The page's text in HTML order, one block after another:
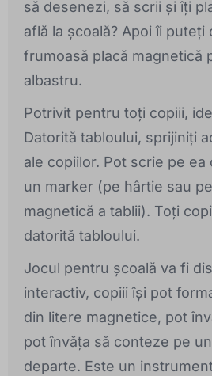
să desenezi, să scrii și îți
află la școală? Apoi îi puteți
frumoasă placă magnetică
albastru.
Potrivit pentru toți copiii,
Datorită tabloului, sprijiniți
ale copiilor. Pot scrie pe ea
un marker (pe hârtie sau
magnetică a tablii). Toți
datorită tabloului.
Jocul pentru școală va fi
interactiv, copiii își pot
din litere magnetice, pot
pot învăța să conteze pe
departe. Este un